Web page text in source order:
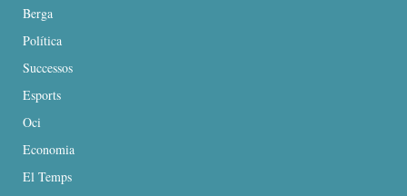
Berga
Política
Successos
Esports
Oci
Economia
El Temps